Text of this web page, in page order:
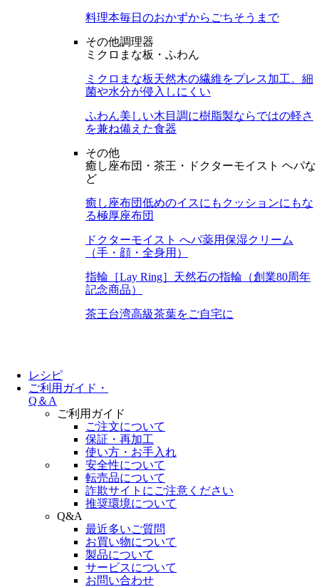
料理本毎日のおかずからごちそうまで
その他調理器
ミクロまな板・ふわん
ミクロまな板天然木の繊維をプレス加工。細
菌や水分が侵入しにくい
ふわん美しい木目調に樹脂製ならではの軽さ
を兼ね備えた食器
その他
癒し座布団・茶王・ドクターモイスト ヘパな
ど
癒し座布団低めのイスにもクッションにもな
る極厚座布団
ドクターモイスト へパ薬用保湿クリーム
（手・顔・全身用）
指輪［Lay Ring］ 天然石の指輪（創業80周年
記念商品）
茶王台湾高級茶葉をご自宅に
レシピ
ご利用ガイド・
Q＆A
ご利用ガイド
ご注文について
保証・再加工
使い方・お手入れ
安全性について
転売品について
詐欺サイトにご注意ください
推奨環境について
Q&A
最近多いご質問
お買い物について
製品について
サービスについて
お問い合わせ